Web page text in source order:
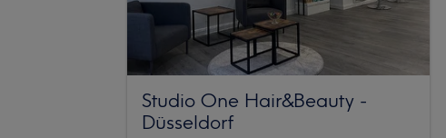
Studio One Hair&Beauty -
Düsseldorf